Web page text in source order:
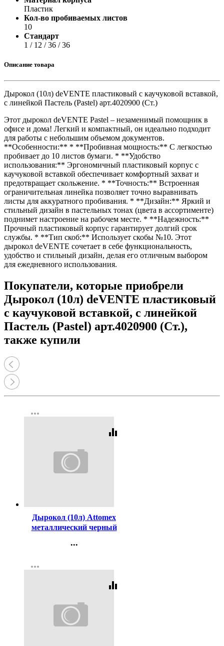
Пластик
Кол-во пробиваемых листов
10
Стандарт
1 / 12 / 36 / 36
Описание товара
Дырокол (10л) deVENTE пластиковый с каучуковой вставкой,
с линейкой Пастель (Pastel) арт.4020900 (Ст.)
Этот дырокол deVENTE Pastel – незаменимый помощник в
офисе и дома! Легкий и компактный, он идеально подходит
для работы с небольшим объемом документов.
**Особенности:** * **Пробивная мощность:** С легкостью
пробивает до 10 листов бумаги. * **Удобство
использования:** Эргономичный пластиковый корпус с
каучуковой вставкой обеспечивает комфортный захват и
предотвращает скольжение. * **Точность:** Встроенная
ограничительная линейка позволяет точно выравнивать
листы для аккуратного пробивания. * **Дизайн:** Яркий и
стильный дизайн в пастельных тонах (цвета в ассортименте)
поднимет настроение на рабочем месте. * **Надежность:**
Прочный пластиковый корпус гарантирует долгий срок
службы. * **Тип скоб:** Использует скобы №10. Этот
дырокол deVENTE сочетает в себе функциональность,
удобство и стильный дизайн, делая его отличным выбором
для ежедневного использования.
Покупатели, которые приобрели
Дырокол (10л) deVENTE пластиковый
с каучуковой вставкой, с линейкой
Пастель (Pastel) арт.4020900 (Ст.),
также купили
more_horiz
equalizer
Дырокол (10л) Attomex
металлический черный
...
Регистрация
more_horiz
equalizer